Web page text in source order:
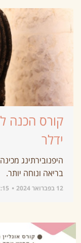
קורס הכנה
ידלר
היפנובירתינג
בריאה ונוחה יותר.
12 בפברואר 2024